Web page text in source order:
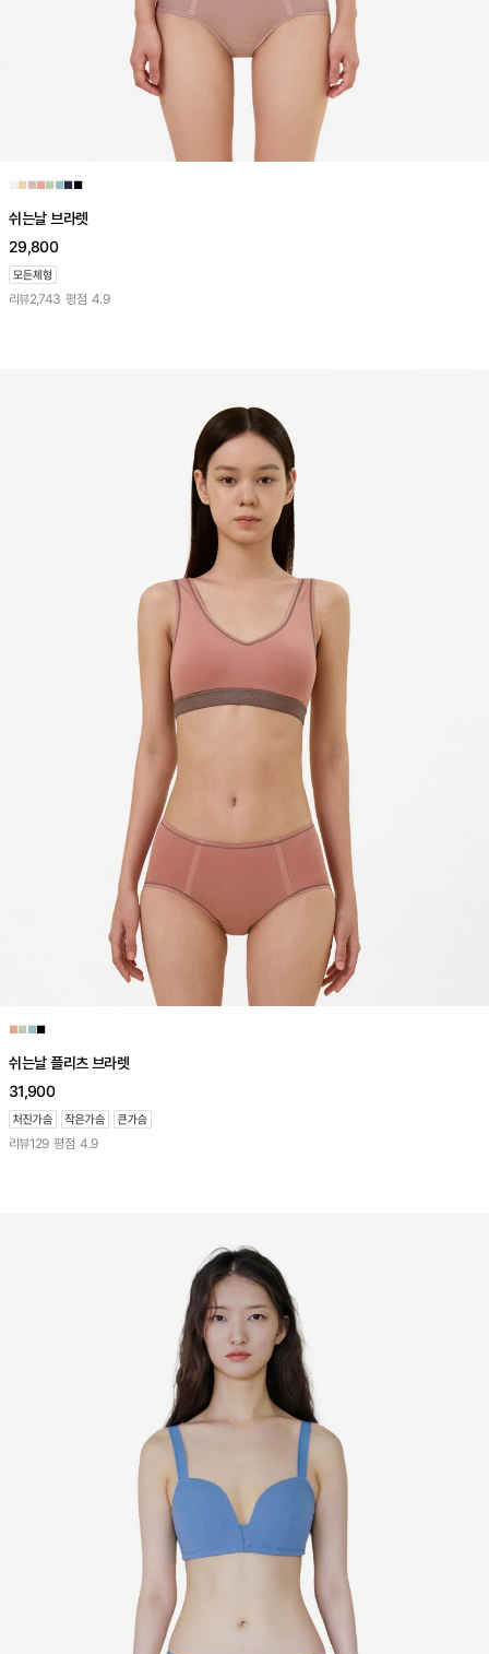
■■■■■■■
쉬는날 브라렛
29,800
리뷰2,743 평점 4.9
■■■■
쉬는날 플리츠 브라렛
31,900
리뷰129 평점 4.9